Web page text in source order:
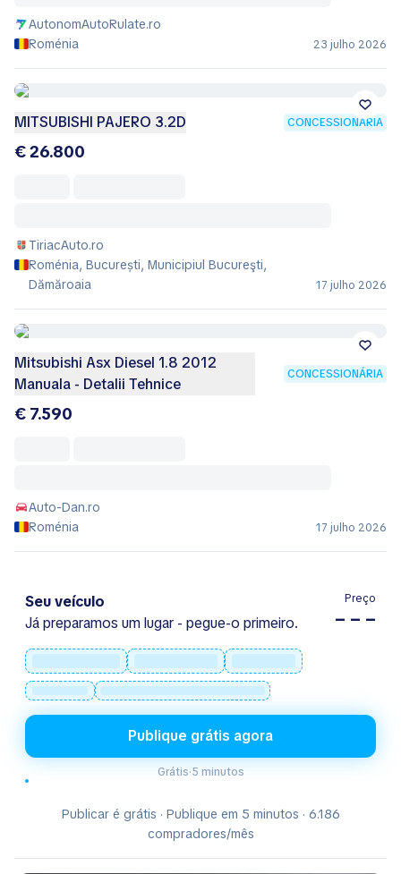
AutonomAutoRulate.ro
Roménia
23 julho 2026
MITSUBISHI PAJERO 3.2D CONCESSIONÁRIA
€ 26.800
TiriacAuto.ro
Roménia, București, Municipiul Bucureşti,
Dămăroaia
17 julho 2026
Mitsubishi Asx Diesel 1.8 2012
Manuala - Detalii Tehnice
CONCESSIONÁRIA
€ 7.590
Auto-Dan.ro
Roménia
17 julho 2026
Seu veículo
Já preparamos um lugar - pegue-o primeiro.
Preço
– – –
Publique grátis agora
Grátis·5 minutos
Publicar é grátis · Publique em 5 minutos · 6.186
compradores/mês